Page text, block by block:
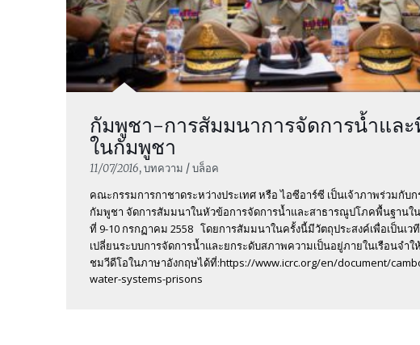
กัมพูชา-การสัมมนาการจัดการน้ำและ
ในกัมพูชา
11/07/2016, บทความ / บล็อค
คณะกรรมการกาชาดระหว่างประเทศ หรือ ไอซีอาร์ซี เป็นเจ้าภาพร่วมกั
กัมพูชา จัดการสัมมนาในหัวข้อการจัดการน้ำและสาธารณูปโภคพื้นฐานใน
ที่ 9-10 กรกฏาคม 2558 โดยการสัมมนาในครั้งนี้มีวัตถุประสงค์เพื่อเป็นเว
เปลี่ยนระบบการจัดการน้ำและยกระดับสภาพความเป็นอยู่ภายในเรือนจ
ชมวีดีโอในภาษาอังกฤษได้ที่:https://www.icrc.org/en/document/
water-systems-prisons